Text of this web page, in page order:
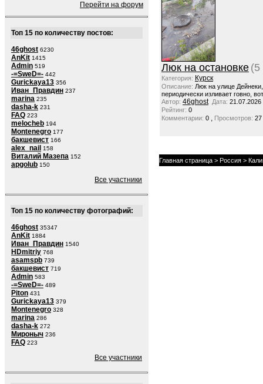
Перейти на форум
Топ 15 по количеству постов:
46ghost 6230
AnKit 1415
Admin 519
-=SweD=- 442
Gurickaya13 356
Иван_Правдин 237
marina 235
dasha-k 231
FAQ 223
melocheb 194
Montenegro 177
бакшевист 166
alex_nail 158
Виталий Мазепа 152
apgolub 150
Все участники
Топ 15 по количеству фотографий:
46ghost 35347
AnKit 1884
Иван_Правдин 1540
HDmitriy 768
asamspb 739
бакшевист 719
Admin 583
-=SweD=- 489
Piton 431
Gurickaya13 379
Montenegro 328
marina 286
dasha-k 272
Мироныч 236
FAQ 223
Все участники
Люк на остановке (5
Категория: Курск
Описание: Люк на улице
периодически изливает говно,
Автор: 46ghost Дата: 21.07.2026
Рейтинг: 0
Комментарии: 0 , Просмотров: 27
Главная страница > Россия >